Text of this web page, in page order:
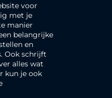
voor
met je
manier
belangrijke
en
Ook schrijft
alles wat
kun je ook